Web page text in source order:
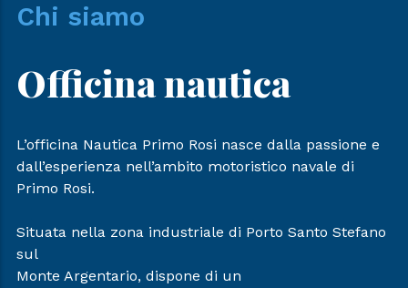
Chi siamo
Officina nautica
L’officina Nautica Primo Rosi nasce dalla passione e
dall’esperienza nell’ambito motoristico navale di
Primo Rosi.
Situata nella zona industriale di Porto Santo Stefano
sul
Monte Argentario, dispone di un